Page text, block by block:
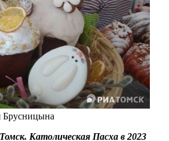
Католическая Пасха в 2023